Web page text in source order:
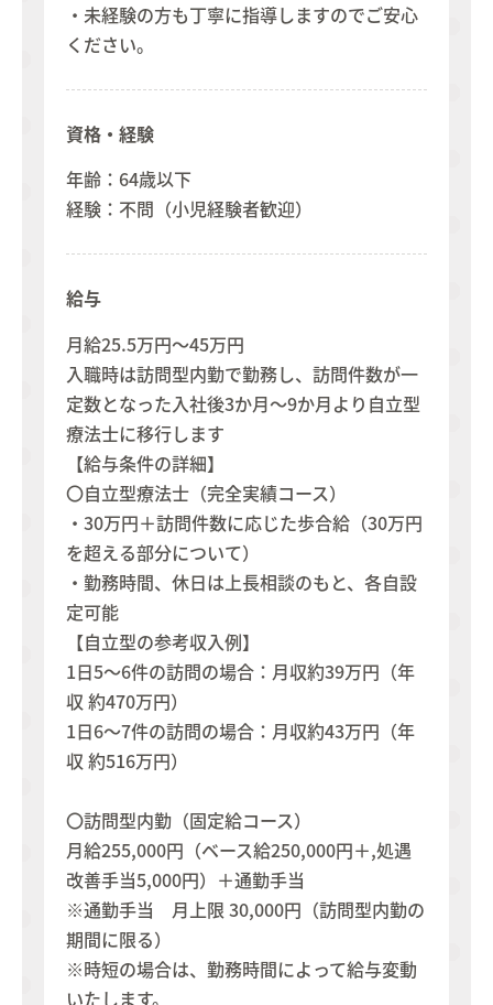
・未経験の方も丁寧に指導しますのでご安心
ください。
資格・経験
年齢：64歳以下
経験：不問（小児経験者歓迎）
給与
月給25.5万円～45万円
入職時は訪問型内勤で勤務し、訪問件数が一
定数となった入社後3か月～9か月より自立型
療法士に移行します
【給与条件の詳細】
〇自立型療法士（完全実績コース）
・30万円＋訪問件数に応じた歩合給（30万円
を超える部分について）
・勤務時間、休日は上長相談のもと、各自設
定可能
【自立型の参考収入例】
1日5～6件の訪問の場合：月収約39万円（年
収 約470万円）
1日6～7件の訪問の場合：月収約43万円（年
収 約516万円）
〇訪問型内勤（固定給コース）
月給255,000円（ベース給250,000円＋,処遇
改善手当5,000円）＋通勤手当
※通勤手当 月上限 30,000円（訪問型内勤の
期間に限る）
※時短の場合は、勤務時間によって給与変動
いたします。